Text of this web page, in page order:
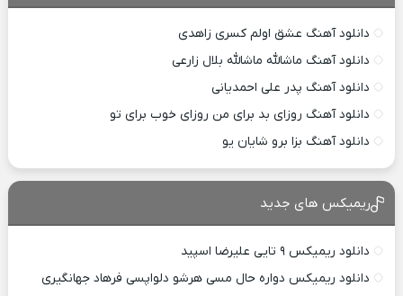
دانلود آهنگ عشق اولم کسری زاهدی
دانلود آهنگ ماشالله ماشالله بلال زارعی
دانلود آهنگ پدر علی احمدیانی
دانلود آهنگ روزای بد برای من روزای خوب برای تو
دانلود آهنگ بزا برو شایان یو
ریمیکس های جدید
دانلود ریمیکس ۹ تایی علیرضا اسپید
دانلود ریمیکس دواره حال مسی هرشو دلواپسی فرهاد جهانگیری